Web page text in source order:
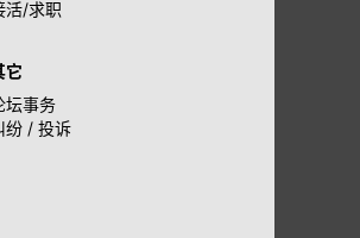
活/求职
它
坛事务
纷 / 投诉